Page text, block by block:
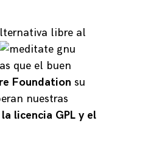
libre al
que el buen
Foundation su
nuestras
licencia GPL y el